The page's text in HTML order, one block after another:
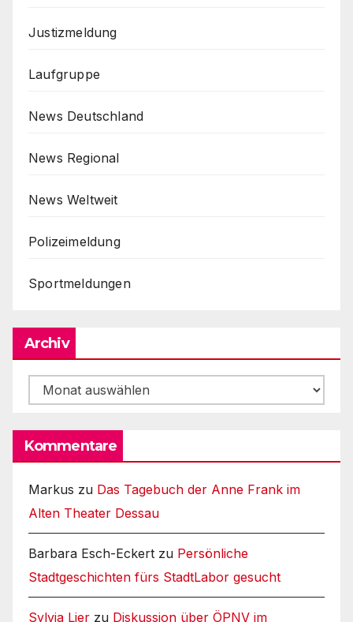
Justizmeldung
Laufgruppe
News Deutschland
News Regional
News Weltweit
Polizeimeldung
Sportmeldungen
Archiv
Archiv
Kommentare
Markus zu Das Tagebuch der Anne Frank im
Alten Theater Dessau
Barbara Esch-Eckert zu Persönliche
Stadtgeschichten fürs StadtLabor gesucht
Sylvia Lier zu Diskussion über ÖPNV im